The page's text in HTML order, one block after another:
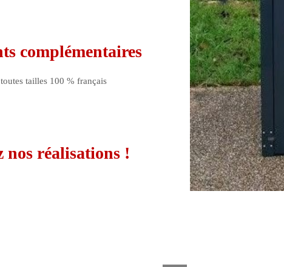
complémentaires
tailles 100 % français
nos réalisations !